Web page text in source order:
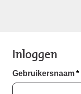
Inloggen
Gebruikersnaam*